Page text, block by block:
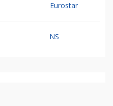
Eurostar
NS